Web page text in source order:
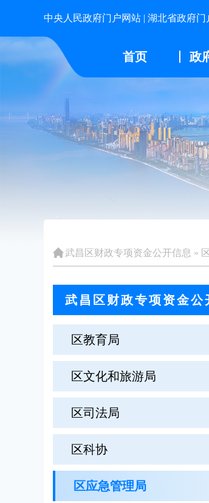
中央人民政府门户网站 | 湖北省政府门
首页 政
武昌区财政专项资金公开信息 »
武昌区财政专项资金公
区教育局
区文化和旅游局
区司法局
区科协
区应急管理局